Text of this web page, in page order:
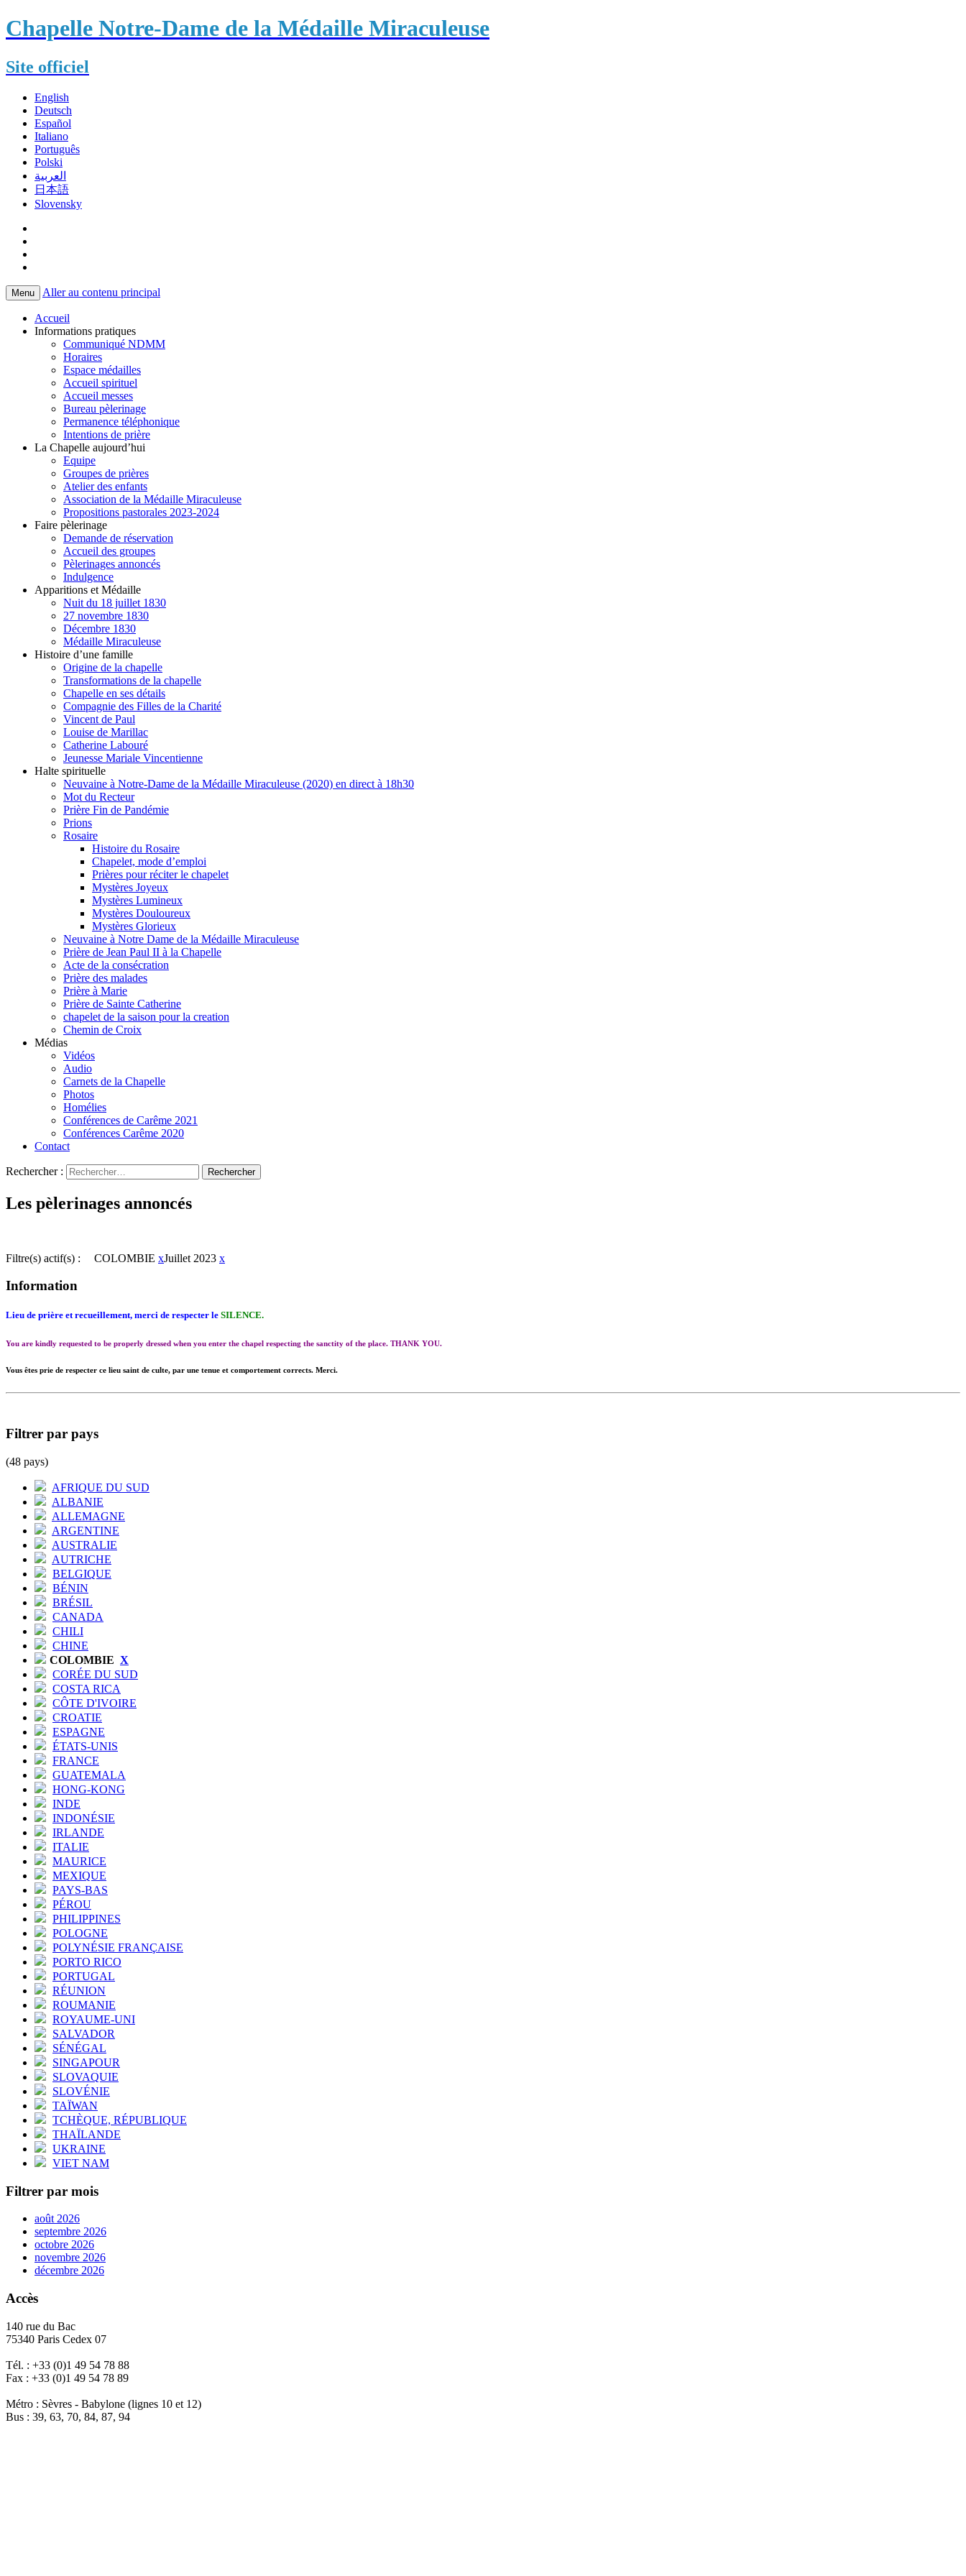
Chapelle Notre-Dame de la Médaille Miraculeuse
Site officiel
English
Deutsch
Español
Italiano
Português
Polski
العربية
日本語
Slovensky
Menu Aller au contenu principal
Accueil
Informations pratiques
Communiqué NDMM
Horaires
Espace médailles
Accueil spirituel
Accueil messes
Bureau pèlerinage
Permanence téléphonique
Intentions de prière
La Chapelle aujourd’hui
Equipe
Groupes de prières
Atelier des enfants
Association de la Médaille Miraculeuse
Propositions pastorales 2023-2024
Faire pèlerinage
Demande de réservation
Accueil des groupes
Pèlerinages annoncés
Indulgence
Apparitions et Médaille
Nuit du 18 juillet 1830
27 novembre 1830
Décembre 1830
Médaille Miraculeuse
Histoire d’une famille
Origine de la chapelle
Transformations de la chapelle
Chapelle en ses détails
Compagnie des Filles de la Charité
Vincent de Paul
Louise de Marillac
Catherine Labouré
Jeunesse Mariale Vincentienne
Halte spirituelle
Neuvaine à Notre-Dame de la Médaille Miraculeuse (2020) en direct à 18h30
Mot du Recteur
Prière Fin de Pandémie
Prions
Rosaire
Histoire du Rosaire
Chapelet, mode d’emploi
Prières pour réciter le chapelet
Mystères Joyeux
Mystères Lumineux
Mystères Douloureux
Mystères Glorieux
Neuvaine à Notre Dame de la Médaille Miraculeuse
Prière de Jean Paul II à la Chapelle
Acte de la consécration
Prière des malades
Prière à Marie
Prière de Sainte Catherine
chapelet de la saison pour la creation
Chemin de Croix
Médias
Vidéos
Audio
Carnets de la Chapelle
Photos
Homélies
Conférences de Carême 2021
Conférences Carême 2020
Contact
Rechercher :
Les pèlerinages annoncés
Filtre(s) actif(s) : COLOMBIE xJuillet 2023 x
Information
Lieu de prière et recueillement, merci de respecter le SILENCE.
You are kindly requested to be properly dressed when you enter the chapel respecting the sanctity of the place. THANK YOU.
Vous êtes prie de respecter ce lieu saint de culte, par une tenue et comportement corrects. Merci.
Filtrer par pays
(48 pays)
AFRIQUE DU SUD
ALBANIE
ALLEMAGNE
ARGENTINE
AUSTRALIE
AUTRICHE
BELGIQUE
BÉNIN
BRÉSIL
CANADA
CHILI
CHINE
COLOMBIE X
CORÉE DU SUD
COSTA RICA
CÔTE D'IVOIRE
CROATIE
ESPAGNE
ÉTATS-UNIS
FRANCE
GUATEMALA
HONG-KONG
INDE
INDONÉSIE
IRLANDE
ITALIE
MAURICE
MEXIQUE
PAYS-BAS
PÉROU
PHILIPPINES
POLOGNE
POLYNÉSIE FRANÇAISE
PORTO RICO
PORTUGAL
RÉUNION
ROUMANIE
ROYAUME-UNI
SALVADOR
SÉNÉGAL
SINGAPOUR
SLOVAQUIE
SLOVÉNIE
TAÏWAN
TCHÈQUE, RÉPUBLIQUE
THAÏLANDE
UKRAINE
VIET NAM
Filtrer par mois
août 2026
septembre 2026
octobre 2026
novembre 2026
décembre 2026
Accès
140 rue du Bac
75340 Paris Cedex 07
Tél. : +33 (0)1 49 54 78 88
Fax : +33 (0)1 49 54 78 89
Métro : Sèvres - Babylone (lignes 10 et 12)
Bus : 39, 63, 70, 84, 87, 94